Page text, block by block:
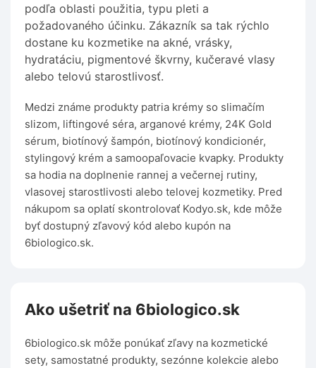
podľa oblasti použitia, typu pleti a
požadovaného účinku. Zákazník sa tak rýchlo
dostane ku kozmetike na akné, vrásky,
hydratáciu, pigmentové škvrny, kučeravé vlasy
alebo telovú starostlivosť.
Medzi známe produkty patria krémy so slimačím
slizom, liftingové séra, arganové krémy, 24K Gold
sérum, biotínový šampón, biotínový kondicionér,
stylingový krém a samoopaľovacie kvapky. Produkty
sa hodia na doplnenie rannej a večernej rutiny,
vlasovej starostlivosti alebo telovej kozmetiky. Pred
nákupom sa oplatí skontrolovať Kodyo.sk, kde môže
byť dostupný zľavový kód alebo kupón na
6biologico.sk.
Ako ušetriť na 6biologico.sk
6biologico.sk môže ponúkať zľavy na kozmetické
sety, samostatné produkty, sezónne kolekcie alebo